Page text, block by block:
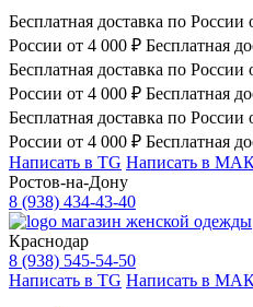
Бесплатная доставка по России
России от 4 000 ₽ Бесплатная
Бесплатная доставка по России
России от 4 000 ₽ Бесплатная
Бесплатная доставка по России
России от 4 000 ₽ Бесплатная
Написать в TG Написать в
Ростов-на-Дону
8 (938) 434-43-40
магазин женской одежды
Краснодар
8 (938) 545-54-50
Написать в TG Написать в